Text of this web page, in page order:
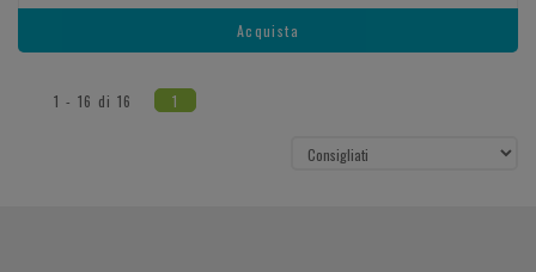
Acquista
1 - 16 di 16 1